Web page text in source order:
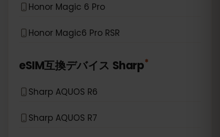
Honor Magic 6 Pro
Honor Magic6 Pro RSR
eSIM互換デバイス Sharp*
Sharp AQUOS R6
Sharp AQUOS R7